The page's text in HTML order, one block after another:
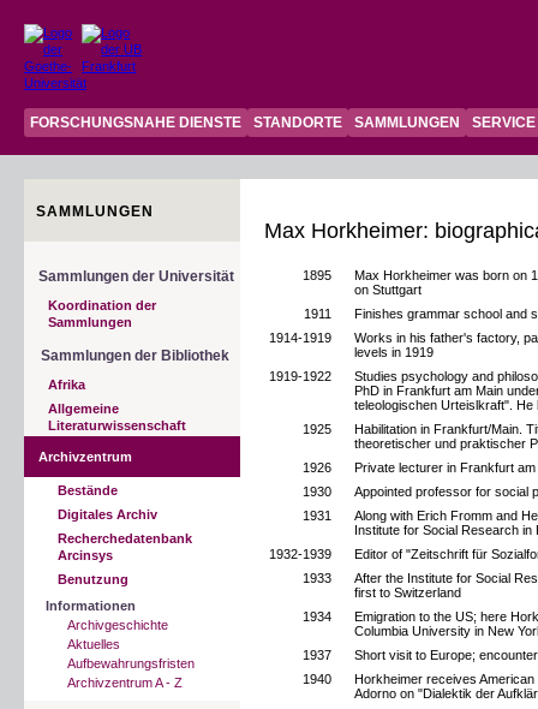
FORSCHUNGSNAHE DIENSTE STANDORTE SAMMLUNGEN SERVICE
SAMMLUNGEN
Sammlungen der Universität
Koordination der
Sammlungen
Sammlungen der Bibliothek
Afrika
Allgemeine
Literaturwissenschaft
Archivzentrum
Bestände
Digitales Archiv
Recherchedatenbank
Arcinsys
Benutzung
Informationen
Archivgeschichte
Aktuelles
Aufbewahrungsfristen
Archivzentrum A - Z
Max Horkheimer:
1895
Max Horkheimer was born on
on Stuttgart
1911
Finishes grammar school and
1914-1919
Works in his father's factory,
levels in 1919
1919-1922
Studies psychology and
PhD in Frankfurt am Main
teleologischen Urteislkraft". He
1925
Habilitation in Frankfurt/Main.
theoretischer und praktischer
1926
Private lecturer in Frankfurt
1930
Appointed professor for social
1931
Along with Erich Fromm and
Institute for Social Research
1932-1939
Editor of "Zeitschrift für
1933
After the Institute for Social
first to Switzerland
1934
Emigration to the US; here
Columbia University in New
1937
Short visit to Europe;
1940
Horkheimer receives
Adorno on "Dialektik der